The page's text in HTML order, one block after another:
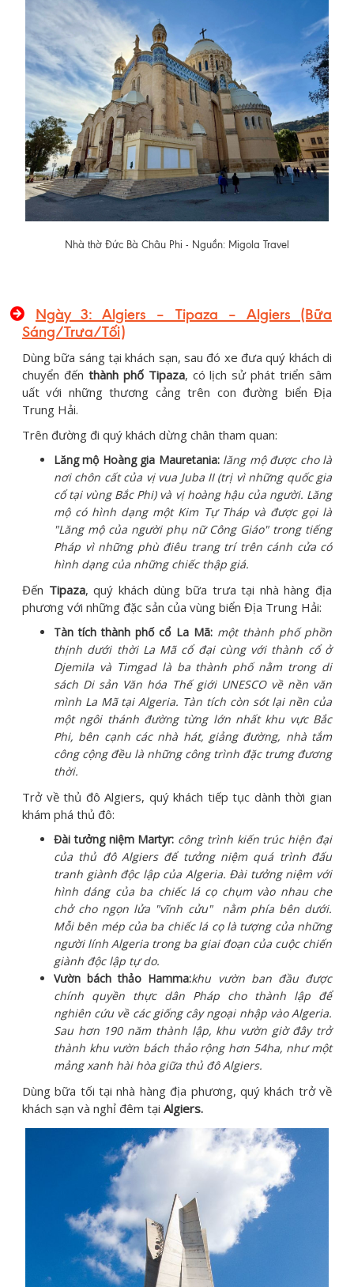
Nhà thờ Đức Bà Châu Phi - Nguồn: Migola Travel
Ngày 3: Algiers – Tipaza – Algiers (Bữa
Sáng/Trưa/Tối)
Dùng bữa sáng tại khách sạn, sau đó xe đưa quý khách di
chuyển đến thành phố Tipaza, có lịch sử phát triển sâm
uất với những thương cảng trên con đường biển Địa
Trung Hải.
Trên đường đi quý khách dừng chân tham quan:
Lăng mộ Hoàng gia Mauretania: lăng mộ được cho là
nơi chôn cất của vị vua Juba II (trị vì những quốc gia
cổ tại vùng Bắc Phi) và vị hoàng hậu của người. Lăng
mộ có hình dạng một Kim Tự Tháp và được gọi là
"Lăng mộ của người phụ nữ Công Giáo" trong tiếng
Pháp vì những phù điêu trang trí trên cánh cửa có
hình dạng của những chiếc thập giá.
Đến Tipaza, quý khách dùng bữa trưa tại nhà hàng địa
phương với những đặc sản của vùng biển Địa Trung Hải:
Tàn tích thành phố cổ La Mã: một thành phố phồn
thịnh dưới thời La Mã cổ đại cùng với thành cổ ở
Djemila và Timgad là ba thành phố nằm trong di
sách Di sản Văn hóa Thế giới UNESCO về nền văn
mình La Mã tại Algeria. Tàn tích còn sót lại nền của
một ngôi thánh đường từng lớn nhất khu vực Bắc
Phi, bên cạnh các nhà hát, giảng đường, nhà tắm
công cộng đều là những công trình đặc trưng đương
thời.
Trở về thủ đô Algiers, quý khách tiếp tục dành thời gian
khám phá thủ đô:
Đài tưởng niệm Martyr: công trình kiến trúc hiện đại
của thủ đô Algiers để tưởng niệm quá trình đấu
tranh giành độc lập của Algeria. Đài tưởng niệm với
hình dáng của ba chiếc lá cọ chụm vào nhau che
chở cho ngọn lửa "vĩnh cửu" nằm phía bên dưới.
Mỗi bên mép của ba chiếc lá cọ là tượng của những
người lính Algeria trong ba giai đoạn của cuộc chiến
giành độc lập tự do.
Vườn bách thảo Hamma:khu vườn ban đầu được
chính quyền thực dân Pháp cho thành lập để
nghiên cứu về các giống cây ngoại nhập vào Algeria.
Sau hơn 190 năm thành lập, khu vườn giờ đây trở
thành khu vườn bách thảo rộng hơn 54ha, như một
mảng xanh hài hòa giữa thủ đô Algiers.
Dùng bữa tối tại nhà hàng địa phương, quý khách trở về
khách sạn và nghỉ đêm tại Algiers.